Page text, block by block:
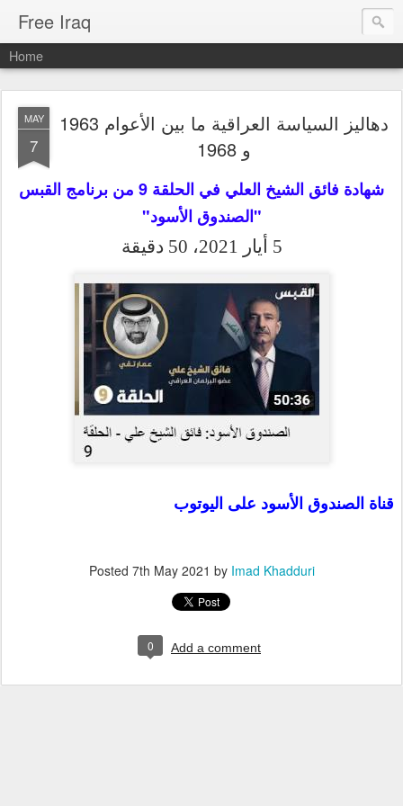
Free Iraq
Home
MAY
7
دهاليز السياسة العراقية ما بين الأعوام 1963
و 1968
شهادة فائق الشيخ العلي في الحلقة 9 من برنامج القبس
"الصندوق الأسود"
5 أيار 2021، 50 دقيقة
قناة الصندوق الأسود على اليوتوب
Posted 7th May 2021 by Imad Khadduri
0 Add a comment